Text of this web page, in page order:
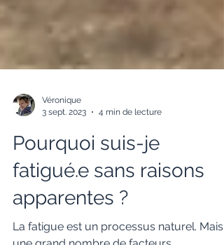
Véronique
3 sept. 2023
4 min de lecture
Pourquoi suis-je
fatigué.e sans raisons